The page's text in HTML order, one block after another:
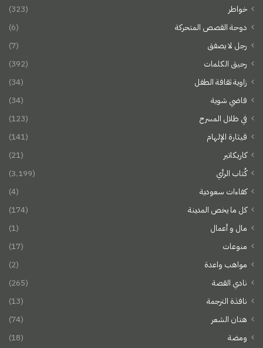
خواطر
(323)
دوحة القصص المتحركة
(6)
رجل لا يصفق
(7)
رحيق الكلمات
(392)
زاوية ثقافة الطفل
(34)
فاضي شوية
(34)
في ظلال المسرح
(123)
قيثارة الإلهام
(141)
كاريكاتير
(21)
كُتاب الرأي
(3٬199)
كفاءات سعودية
(4)
كل ما يخص المدينة
(174)
مال و أعمال
(1)
منوعات
(17)
مواهب واعدة
(2)
نادي القصة
(265)
نافذة الترجمة
(13)
هتان الشعر
(74)
ومضة
(18)